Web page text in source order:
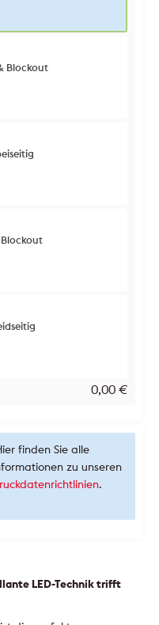
Blockout
0,00 €
finden Sie alle
zu unseren
.
LED-Technik trifft